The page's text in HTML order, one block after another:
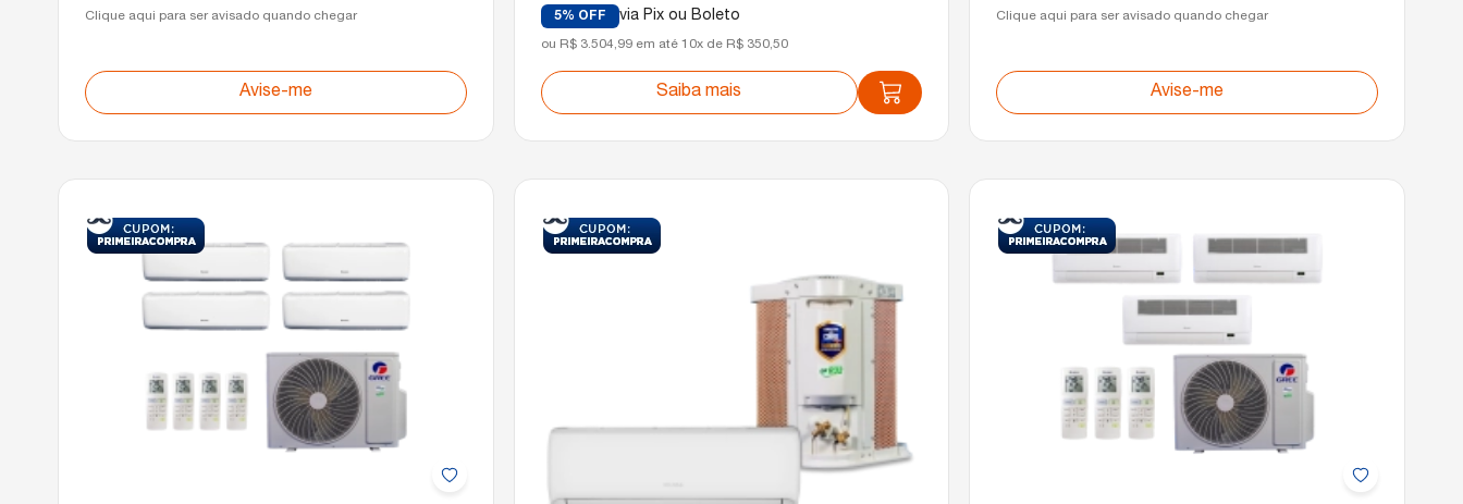
Clique aqui para ser avisado quando chegar
Avise-me
5% OFF via Pix ou Boleto
ou R$ 3.504,99 em até 10x de R$ 350,50
Saiba mais
Clique aqui para ser avisado quando chegar
Avise-me